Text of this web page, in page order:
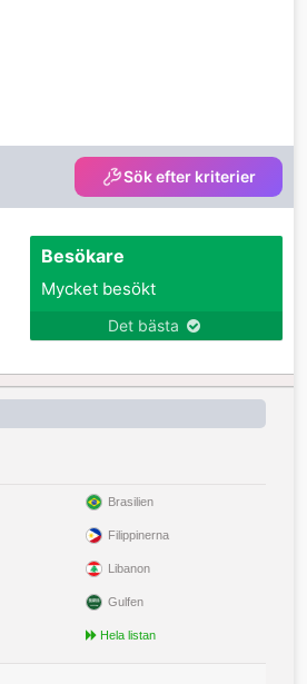
Sök efter kriterier
Besökare
Mycket besökt
Det bästa
Brasilien
Filippinerna
Libanon
Gulfen
Hela listan